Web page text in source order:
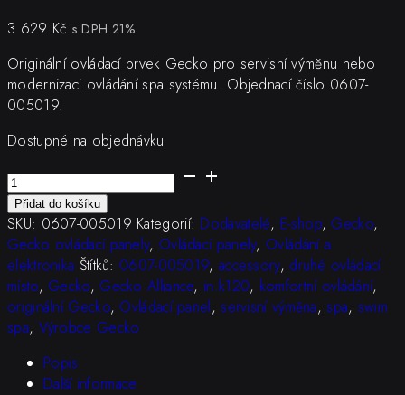
3 629 Kč s DPH 21%
Originální ovládací prvek Gecko pro servisní výměnu nebo
modernizaci ovládání spa systému. Objednací číslo 0607-
005019.
Dostupné na objednávku
Gecko
/IN.K120-
BK-
3OP-
20-
AE1
množství
Přidat do košíku
SKU: 0607-005019 Kategorií: Dodavatelé, E-shop, Gecko,
Gecko ovládací panely, Ovládací panely, Ovládání a
elektronika Štítků: 0607-005019, accessory, druhé ovládací
místo, Gecko, Gecko Alliance, in.k120, komfortní ovládání,
originální Gecko, Ovládací panel, servisní výměna, spa, swim
spa, Výrobce Gecko
Popis
Další informace